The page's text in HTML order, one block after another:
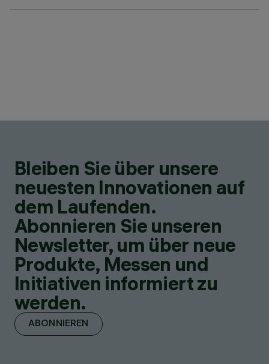
Bleiben Sie über unsere
neuesten Innovationen auf
dem Laufenden.
Abonnieren Sie unseren
Newsletter, um über neue
Produkte, Messen und
Initiativen informiert zu
werden.
ABONNIEREN